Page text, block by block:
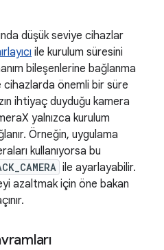
düşük seviye cihazlar
ile kurulum süresini
bileşenlerine bağlanma
cihazlarda önemli bir süre
ihtiyaç duyduğu kamera
yalnızca kurulum
Örneğin, uygulama
kullanıyorsa bu
ile ayarlayabilir.
azaltmak için öne bakan